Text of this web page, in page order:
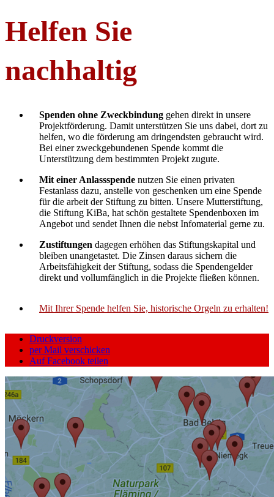
Helfen Sie
nachhaltig
Spenden ohne Zweckbindung gehen direkt in unsere
Projektförderung. Damit unterstützen Sie uns dabei, dort zu
helfen, wo die förderung am dringendsten gebraucht wird.
Bei einer zweckgebundenen Spende kommt die
Unterstützung dem bestimmten Projekt zugute.
Mit einer Anlassspende nutzen Sie einen privaten
Festanlass dazu, anstelle von geschenken um eine Spende
für die arbeit der Stiftung zu bitten. Unsere Mutterstiftung,
die Stiftung KiBa, hat schön gestaltete Spendenboxen im
Angebot und sendet Ihnen die nebst Infomaterial gerne zu.
Zustiftungen dagegen erhöhen das Stiftungskapital und
bleiben unangetastet. Die Zinsen daraus sichern die
Arbeitsfähigkeit der Stiftung, sodass die Spendengelder
direkt und vollumfänglich in die Projekte fließen können.
Mit Ihrer Spende helfen Sie, historische Orgeln zu erhalten!
Druckversion
per Mail verschicken
Auf Facebook teilen